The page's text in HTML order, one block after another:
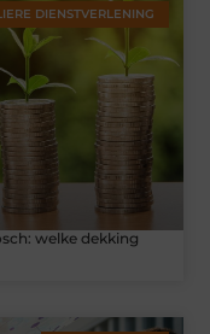
DIENSTVERLENING
welke dekking